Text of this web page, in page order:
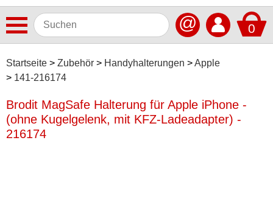
0
@
Startseite Zubehör Handyhalterungen
Apple
141-216174
Autoradios
Dashcams
Elektromobilität
Brodit MagSafe Halterung für Apple iPhone -
(ohne Kugelgelenk, mit KFZ-Ladeadapter) -
216174